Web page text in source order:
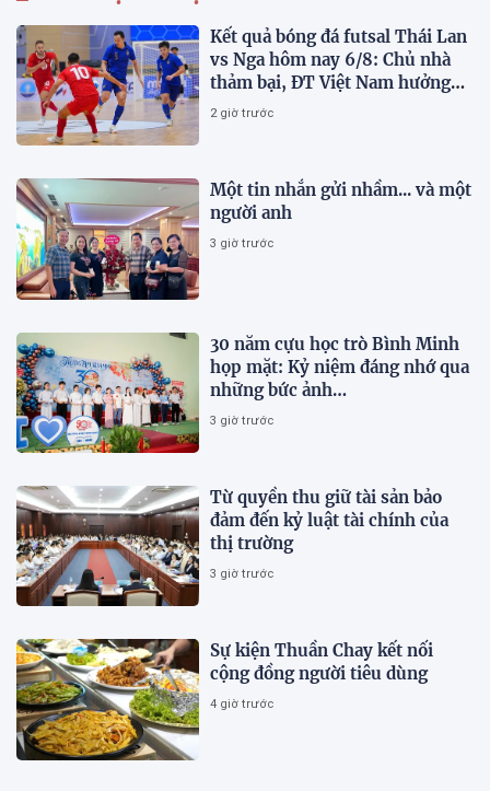
Kết quả bóng đá futsal Thái Lan
vs Nga hôm nay 6/8: Chủ nhà
thảm bại, ĐT Việt Nam hưởng
lợi lớn
2 giờ trước
Một tin nhắn gửi nhầm... và một
người anh
3 giờ trước
30 năm cựu học trò Bình Minh
họp mặt: Kỷ niệm đáng nhớ qua
những bức ảnh…
3 giờ trước
Từ quyền thu giữ tài sản bảo
đảm đến kỷ luật tài chính của
thị trường
3 giờ trước
Sự kiện Thuần Chay kết nối
cộng đồng người tiêu dùng
4 giờ trước